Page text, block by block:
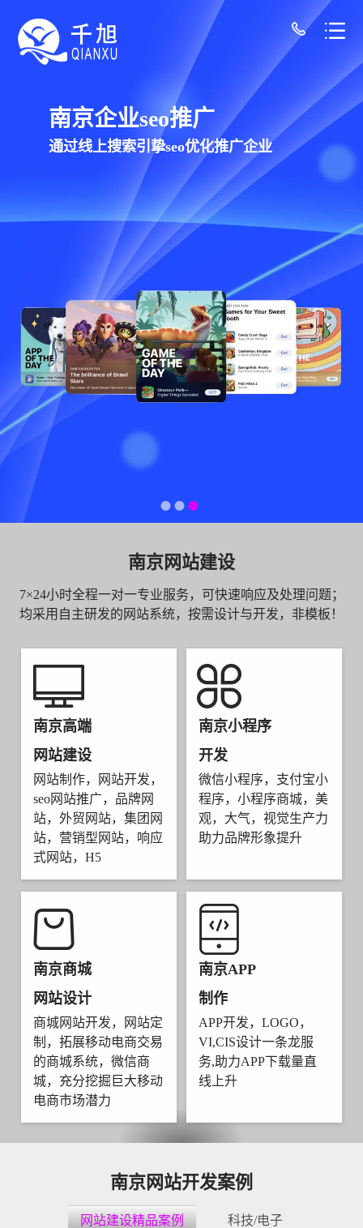
南京网站建设公司-千旭网络（12年经验/30+
千旭网络科技
为南京企业提供网站建设，网站制作，网站设
计服务
南京网站建设
7×24小时全程一对一专业服务，可快速响应及处理问题；
均采用自主研发的网站系统，按需设计与开发，非模板！
南京高端
网站建设
网站制作，网站开发，
seo网站推广，品牌网
站，外贸网站，集团网
站，营销型网站，响应
式网站，H5
南京小程序
开发
微信小程序，支付宝小
程序，小程序商城，美
观，大气，视觉生产力
助力品牌形象提升
南京商城
网站设计
商城网站开发，网站定
制，拓展移动电商交易
的商城系统，微信商
城，充分挖掘巨大移动
电商市场潜力
南京APP
制作
APP开发，LOGO，
VI,CIS设计一条龙服
务,助力APP下载量直
线上升
南京网站开发案例
网站建设精品案例 科技/电子